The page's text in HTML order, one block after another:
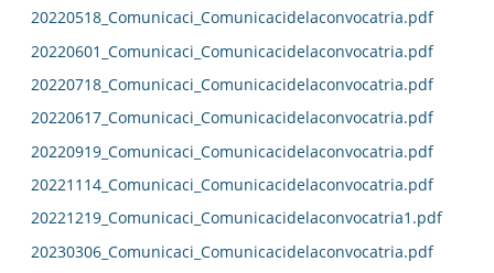
20220518_Comunicaci_Comunicacidelaconvocatria.pdf
20220601_Comunicaci_Comunicacidelaconvocatria.pdf
20220718_Comunicaci_Comunicacidelaconvocatria.pdf
20220617_Comunicaci_Comunicacidelaconvocatria.pdf
20220919_Comunicaci_Comunicacidelaconvocatria.pdf
20221114_Comunicaci_Comunicacidelaconvocatria.pdf
20221219_Comunicaci_Comunicacidelaconvocatria1.pdf
20230306_Comunicaci_Comunicacidelaconvocatria.pdf